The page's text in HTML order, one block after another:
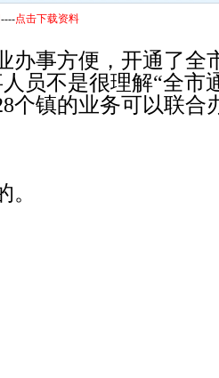
----点击下载资料
事方便，开通了全
员不是很理解“全市
个镇的业务可以联合